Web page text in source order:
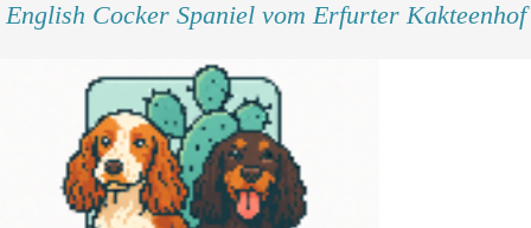
English Cocker Spaniel vom Erfurter Kakteenhof